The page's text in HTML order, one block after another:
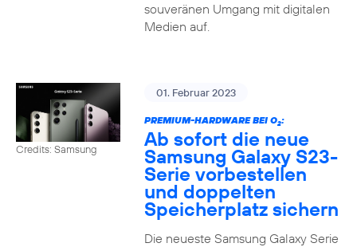
souveränen Umgang mit digitalen
Medien auf.
Credits: Samsung
01. Februar 2023
PREMIUM-HARDWARE BEI O2:
Ab sofort die neue
Samsung Galaxy S23-
Serie vorbestellen
und doppelten
Speicherplatz sichern
Die neueste Samsung Galaxy Serie